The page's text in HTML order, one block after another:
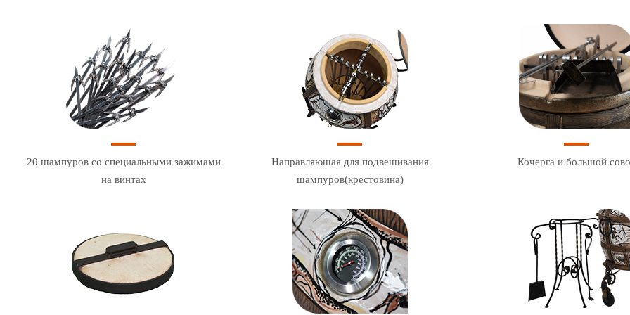
20 шампуров со специальными зажимами
на винтах
Направляющая для подвешивания
шампуров(крестовина)
Кочерга и большой